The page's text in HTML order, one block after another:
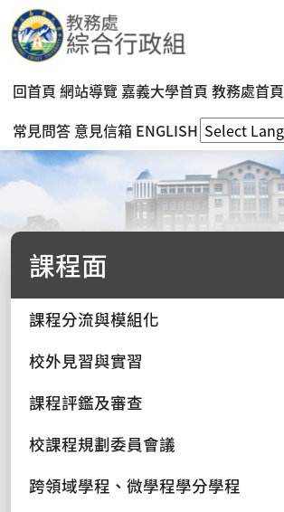
回首頁 網站導覽 嘉義大學首頁 教務處首頁
常見問答 意見信箱 ENGLISH
課程面
課程分流與模組化
校外見習與實習
課程評鑑及審查
校課程規劃委員會議
跨領域學程、微學程學分學程